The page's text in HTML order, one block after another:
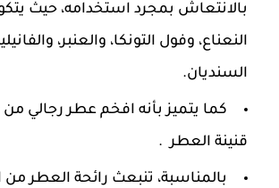
بالانتعاش بمجرد استخدامه، حيث
النعناع، وفول التونكا، والعنبر،
السنديان.
كما يتميز بأنه افخم عطر رجالي
قنينة العطر .
بالمناسبة، تنبعث رائحة العطر من